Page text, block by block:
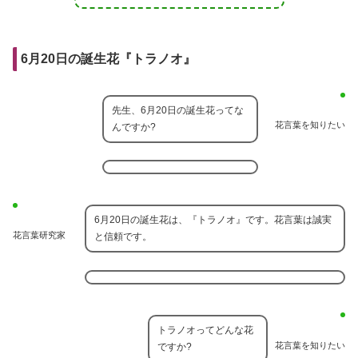
6月20日の誕生花『トラノオ』
花言葉を知りたい
先生、6月20日の誕生花ってな
んですか?
花言葉研究家
6月20日の誕生花は、『トラノオ』です。花言葉は誠実
と信頼です。
花言葉を知りたい
トラノオってどんな花
ですか?